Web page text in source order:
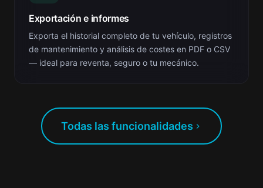
Exportación e informes
Exporta el historial completo de tu vehículo, registros
de mantenimiento y análisis de costes en PDF o CSV
— ideal para reventa, seguro o tu mecánico.
Todas las funcionalidades